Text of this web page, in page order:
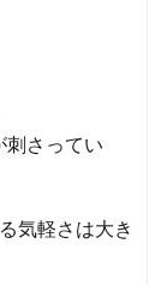
刺さってい
気軽さは大き